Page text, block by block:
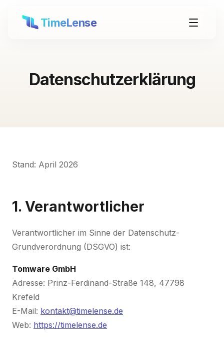
TimeLense
Datenschutzerklärung
Stand: April 2026
1. Verantwortlicher
Verantwortlicher im Sinne der Datenschutz-
Grundverordnung (DSGVO) ist:
Tomware GmbH
Adresse: Prinz-Ferdinand-Straße 148, 47798
Krefeld
E-Mail: kontakt@timelense.de
Web: https://timelense.de